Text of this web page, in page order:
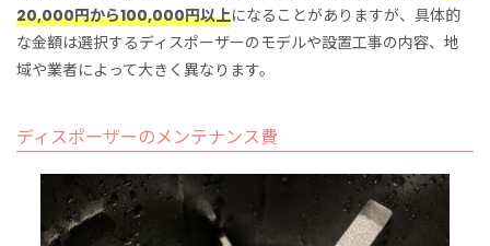
20,000円から100,000円以上になることがありますが、具体的
な金額は選択するディスポーザーのモデルや設置工事の内容、地
域や業者によって大きく異なります。
ディスポーザーのメンテナンス費